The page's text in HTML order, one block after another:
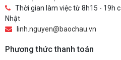
Thời gian làm việc từ 8h15 - 19h
Nhật
linh.nguyen@baochau.vn
Phương thức thanh toán